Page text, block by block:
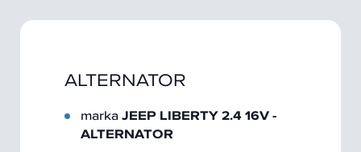
ALTERNATOR
markaJEEP LIBERTY 2.4 16V -
ALTERNATOR